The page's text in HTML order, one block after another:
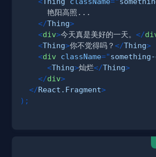
</Thing>
<div>今天真是美好的一天。 </
<Thing>你不觉得吗？ </Thing>
<div className="
<Thing>灿烂</Thing>
</div>
</React.Fragment>
) ;